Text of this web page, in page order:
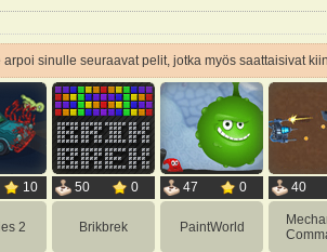
arpoi sinulle seuraavat pelit, jotka myös saattaisivat
10
2
50 0
Brikbrek
47 0
PaintWorld
40